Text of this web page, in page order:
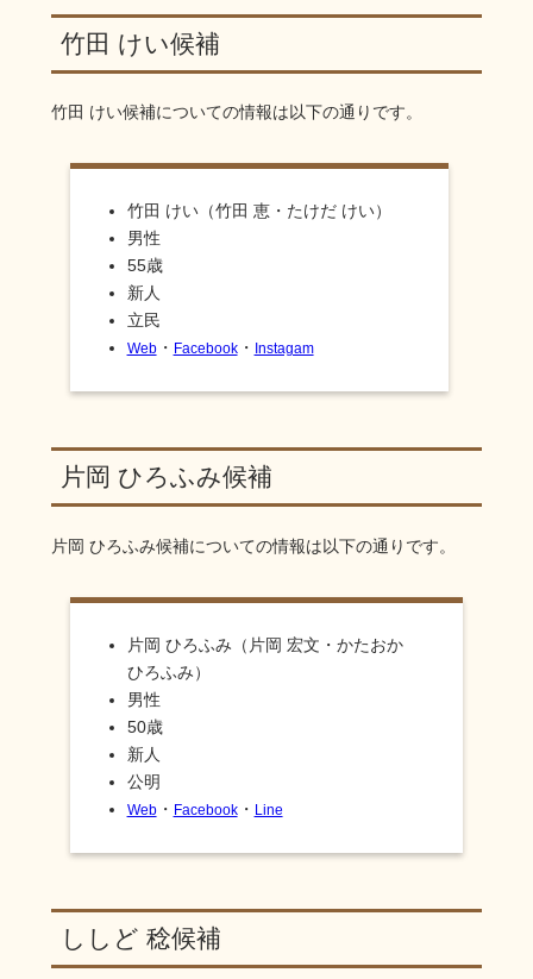
竹田 けい候補
竹田 けい候補についての情報は以下の通りです。
竹田 けい（竹田 恵・たけだ けい）
男性
55歳
新人
立民
Web・ Facebook・ Instagam
片岡 ひろふみ候補
片岡 ひろふみ候補についての情報は以下の通りです。
片岡 ひろふみ（片岡 宏文・かたおか
ひろふみ）
男性
50歳
新人
公明
Web・ Facebook・ Line
ししど 稔候補